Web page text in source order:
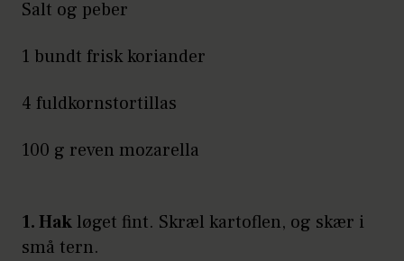
Salt og peber
1 bundt frisk koriander
4 fuldkornstortillas
100 g reven mozarella
1. Hak løget fint. Skræl kartoflen, og skær i
små tern.